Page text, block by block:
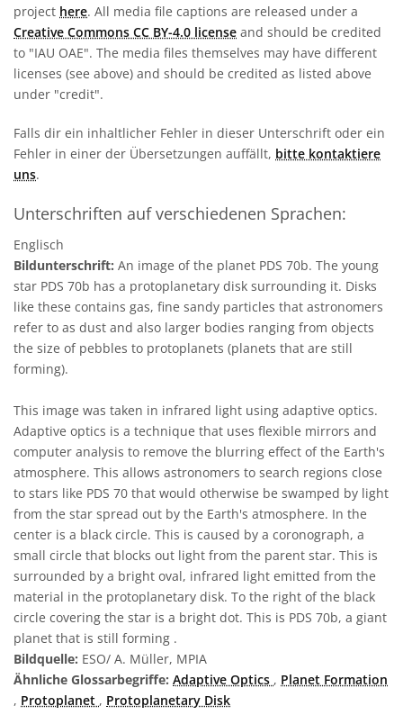
project here. All media file captions are released under a
Creative Commons CC BY-4.0 license and should be credited
to "IAU OAE". The media files themselves may have different
licenses (see above) and should be credited as listed above
under "credit".
Falls dir ein inhaltlicher Fehler in dieser Unterschrift oder ein
Fehler in einer der Übersetzungen auffällt, bitte kontaktiere
uns.
Unterschriften auf verschiedenen Sprachen:
Englisch
Bildunterschrift: An image of the planet PDS 70b. The young
star PDS 70b has a protoplanetary disk surrounding it. Disks
like these contains gas, fine sandy particles that astronomers
refer to as dust and also larger bodies ranging from objects
the size of pebbles to protoplanets (planets that are still
forming).
This image was taken in infrared light using adaptive optics.
Adaptive optics is a technique that uses flexible mirrors and
computer analysis to remove the blurring effect of the Earth's
atmosphere. This allows astronomers to search regions close
to stars like PDS 70 that would otherwise be swamped by light
from the star spread out by the Earth's atmosphere. In the
center is a black circle. This is caused by a coronograph, a
small circle that blocks out light from the parent star. This is
surrounded by a bright oval, infrared light emitted from the
material in the protoplanetary disk. To the right of the black
circle covering the star is a bright dot. This is PDS 70b, a giant
planet that is still forming .
Bildquelle: ESO/ A. Müller, MPIA
Ähnliche Glossarbegriffe: Adaptive Optics , Planet Formation
, Protoplanet , Protoplanetary Disk